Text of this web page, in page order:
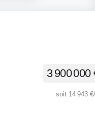
3 900 000
soit 14 943 €